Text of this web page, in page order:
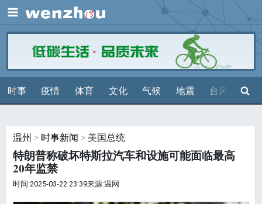
展开
时事 疫情 体育 文化 气候 地震 台风 天气
搜索
温州 > 时事新闻 > 美国总统
特朗普称破坏特斯拉汽车和设施可能面临最高
20年监禁
时间:2025-03-22 23:39来源:温网